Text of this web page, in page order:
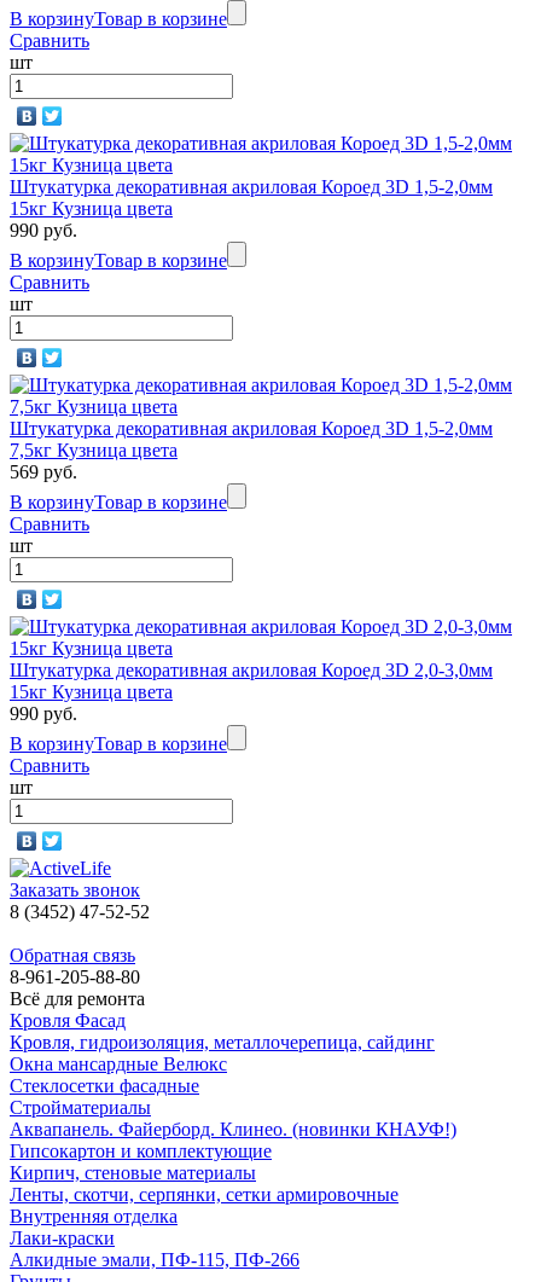
В корзинуТовар в корзине
Сравнить
шт
Штукатурка декоративная акриловая Короед 3D 1,5-2,0мм
15кг Кузница цвета
990 руб.
В корзинуТовар в корзине
Сравнить
шт
Штукатурка декоративная акриловая Короед 3D 1,5-2,0мм
7,5кг Кузница цвета
569 руб.
В корзинуТовар в корзине
Сравнить
шт
Штукатурка декоративная акриловая Короед 3D 2,0-3,0мм
15кг Кузница цвета
990 руб.
В корзинуТовар в корзине
Сравнить
шт
Заказать звонок
8 (3452) 47-52-52
Обратная связь
8-961-205-88-80
Всё для ремонта
Кровля Фасад
Кровля, гидроизоляция, металлочерепица, сайдинг
Окна мансардные Велюкс
Стеклосетки фасадные
Стройматериалы
Аквапанель. Файерборд. Клинео. (новинки КНАУФ!)
Гипсокартон и комплектующие
Кирпич, стеновые материалы
Ленты, скотчи, серпянки, сетки армировочные
Внутренняя отделка
Лаки-краски
Алкидные эмали, ПФ-115, ПФ-266